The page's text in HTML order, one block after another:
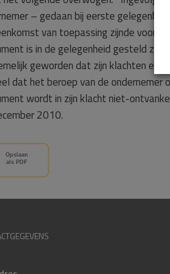
– gedaan bij eerste
van toepassing zijnde
is in de gelegenheid gesteld
geworden dat zijn klachten
dat het beroep van de
wordt in zijn klacht niet-
2010.